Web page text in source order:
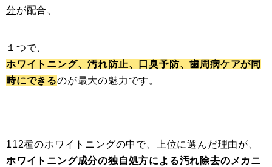
分が配合、
１つで、
ホワイトニング、汚れ防止、口臭予防、歯周病ケアが同
時にできるのが最大の魅力です。
112種のホワイトニングの中で、上位に選んだ理由が、
ホワイトニング成分の独自処方による汚れ除去のメカニ